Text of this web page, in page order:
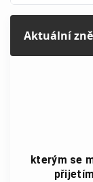
Aktuální
kterým se